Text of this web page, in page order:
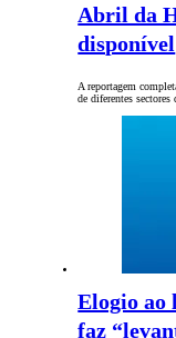
Abril da
disponível
A reportagem
de diferentes
Elogio ao
faz